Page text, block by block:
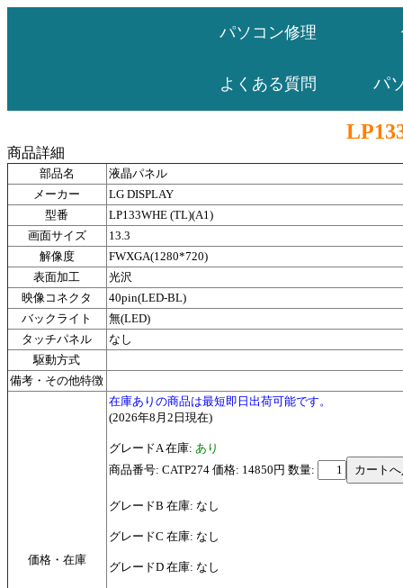
パソコン修理
よくある質問 パ
商品詳細
部品名
液晶パネル
メーカー
LG DISPLAY
型番
LP133WHE (TL)(A1)
画面サイズ
13.3
解像度
FWXGA(1280*720)
表面加工
光沢
映像コネクタ
40pin(LED-BL)
バックライト
無(LED)
タッチパネル
なし
駆動方式
備考・その他特徴
価格・在庫
在庫ありの商品は最短即日出荷可能です。
(2026年8月2日現在)
グレードA 在庫: あり
商品番号: CATP274 価格: 14850円 数量:
グレードB 在庫: なし
グレードC 在庫: なし
グレードD 在庫: なし